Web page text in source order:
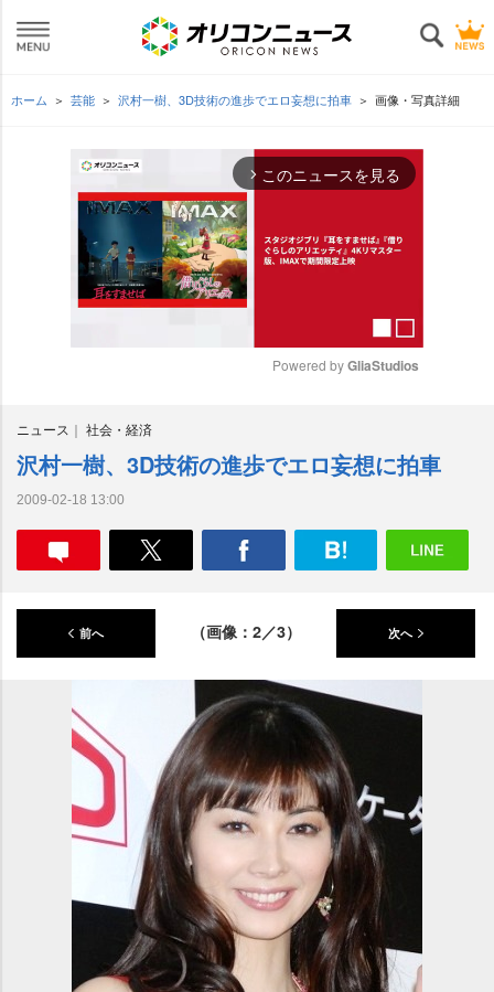
ホーム 芸能 沢村一樹、3D技術の進歩でエロ妄想に拍車 画像・写真詳細
arrow_forward_ios このニュースを見る
e
Powered by GliaStudios
ニュース 社会・経済
沢村一樹、3D技術の進歩でエロ妄想に拍車
2009-02-18 13:00
前へ （画像：2／3） 次へ